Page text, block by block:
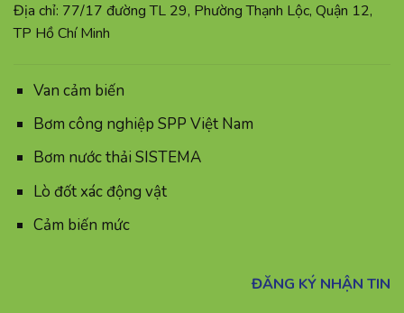
Địa chỉ: 77/17 đường TL 29, Phường Thạnh Lộc, Quận 12,
TP Hồ Chí Minh
Van cảm biến
Bơm công nghiệp SPP Việt Nam
Bơm nước thải SISTEMA
Lò đốt xác động vật
Cảm biến mức
ĐĂNG KÝ NHẬN TIN